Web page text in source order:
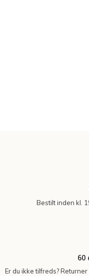
Bestilt inden kl.
60
Er du ikke tilfreds?